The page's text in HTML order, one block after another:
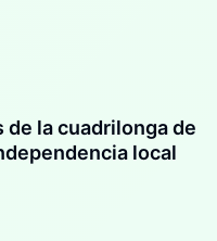
la cuadrilonga de
local